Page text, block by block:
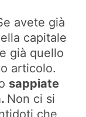
avete già
capitale
già quello
articolo.
sappiate
Non ci si